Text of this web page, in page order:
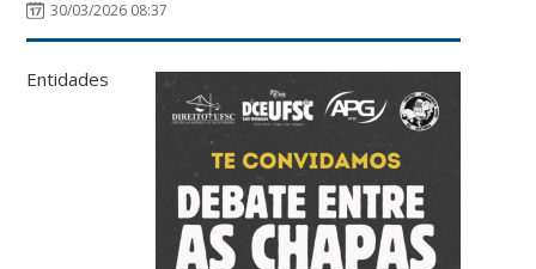
30/03/2026 08:37
Entidades